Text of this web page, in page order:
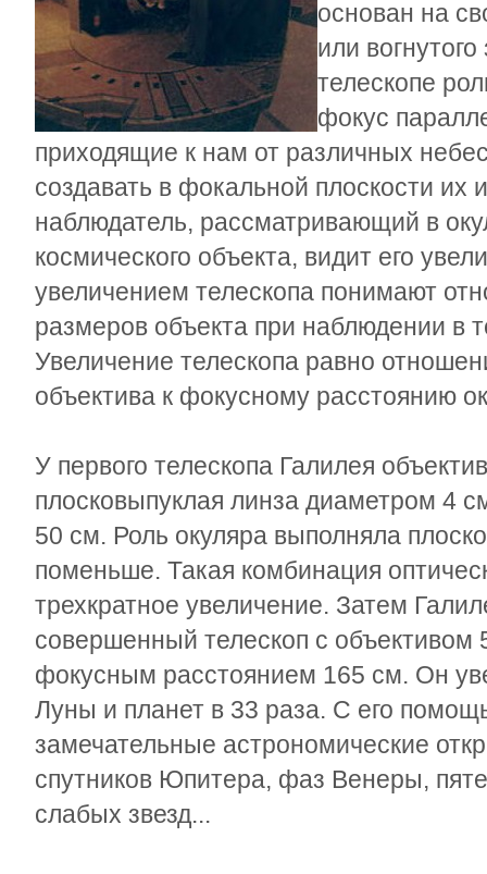
основан на
или
телескопе
фокус
приходящие к нам от различных
создавать в фокальной плоскости
наблюдатель, рассматривающий в
космического объекта, видит его
увеличением телескопа понимают
размеров объекта при наблюдении в
Увеличение телескопа равно
объектива к фокусному расстоянию
У первого телескопа Галилея
плосковыпуклая линза диаметром 4
50 см. Роль окуляра выполняла
поменьше. Такая комбинация
трехкратное увеличение. Затем
совершенный телескоп с объективом
фокусным расстоянием 165 см. Он
Луны и планет в 33 раза. С его
замечательные астрономические
спутников Юпитера, фаз Венеры,
слабых звезд...